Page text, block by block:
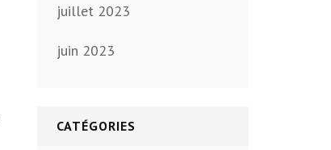
juillet 2023
juin 2023
CATÉGORIES